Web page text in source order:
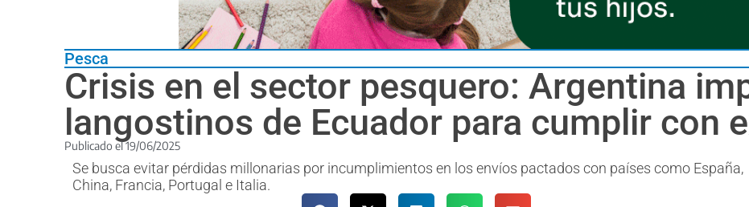
Pesca
Crisis en el sector pesquero: Argentina
langostinos de Ecuador para cumplir con
Publicado el19/06/2025
Se busca evitar pérdidas millonarias por incumplimientos en los envíos pactados con países como España,
China, Francia, Portugal e Italia.